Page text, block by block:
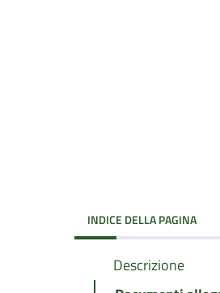
INDICE DELLA PAGINA
Descrizione